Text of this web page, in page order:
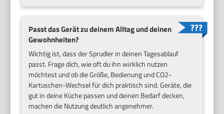
Passt das Gerät zu deinem Alltag und deinen
Gewohnheiten?
Wichtig ist, dass der Sprudler in deinen Tagesablauf
passt. Frage dich, wie oft du ihn wirklich nutzen
möchtest und ob die Größe, Bedienung und CO2-
Kartuschen-Wechsel für dich praktisch sind. Geräte, die
gut in deine Küche passen und deinen Bedarf decken,
machen die Nutzung deutlich angenehmer.